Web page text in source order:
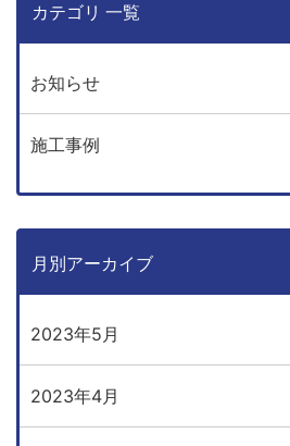
カテゴリ 一覧
お知らせ
施工事例
月別アーカイブ
2023年5月
2023年4月